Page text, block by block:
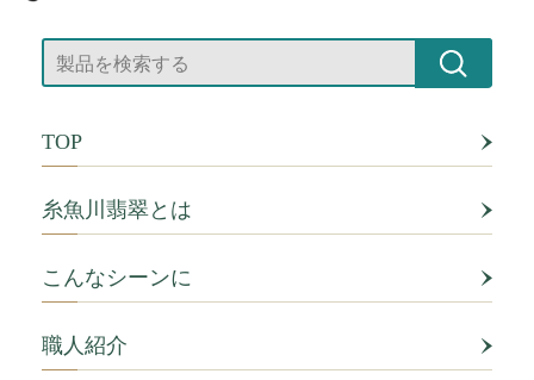
TOP
糸魚川翡翠とは
こんなシーンに
職人紹介